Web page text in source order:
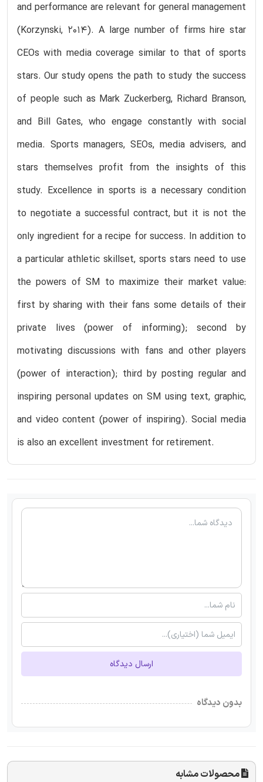
and performance are relevant for general management
(Korzynski, 2014). A large number of firms hire star
CEOs with media coverage similar to that of sports
stars. Our study opens the path to study the success
of people such as Mark Zuckerberg, Richard Branson,
and Bill Gates, who engage constantly with social
media. Sports managers, SEOs, media advisers, and
stars themselves profit from the insights of this
study. Excellence in sports is a necessary condition
to negotiate a successful contract, but it is not the
only ingredient for a recipe for success. In addition to
a particular athletic skillset, sports stars need to use
the powers of SM to maximize their market value:
first by sharing with their fans some details of their
private lives (power of informing); second by
motivating discussions with fans and other players
(power of interaction); third by posting regular and
inspiring personal updates on SM using text, graphic,
and video content (power of inspiring). Social media
is also an excellent investment for retirement.
ارسال دیدگاه
بدون دیدگاه
محصولات مشابه